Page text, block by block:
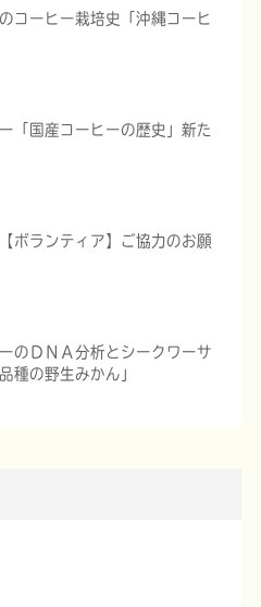
コーヒー栽培史「沖縄コーヒ
「国産コーヒーの歴史」新た
ボランティア】ご協力のお願
のＤＮＡ分析とシークワーサ
種の野生みかん」